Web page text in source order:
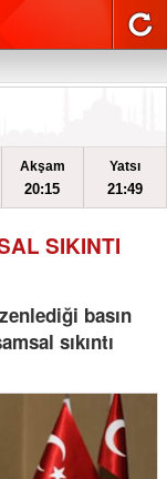
Akşam
20:15
Yatsı
21:49
SIKINTI
basın
sıkıntı